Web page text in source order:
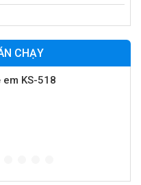
CHẠY
KS-518
em T118